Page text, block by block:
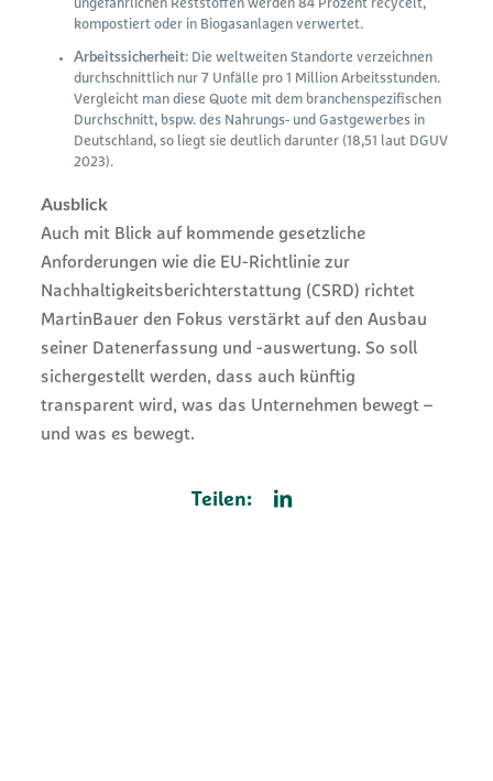
ungefährlichen Reststoffen werden 84 Prozent recycelt,
kompostiert oder in Biogasanlagen verwertet.
Arbeitssicherheit: Die weltweiten Standorte verzeichnen
durchschnittlich nur 7 Unfälle pro 1 Million Arbeitsstunden.
Vergleicht man diese Quote mit dem branchenspezifischen
Durchschnitt, bspw. des Nahrungs- und Gastgewerbes in
Deutschland, so liegt sie deutlich darunter (18,51 laut DGUV
2023).
Ausblick
Auch mit Blick auf kommende gesetzliche
Anforderungen wie die EU-Richtlinie zur
Nachhaltigkeitsberichterstattung (CSRD) richtet
MartinBauer den Fokus verstärkt auf den Ausbau
seiner Datenerfassung und -auswertung. So soll
sichergestellt werden, dass auch künftig
transparent wird, was das Unternehmen bewegt –
und was es bewegt.
Teilen: